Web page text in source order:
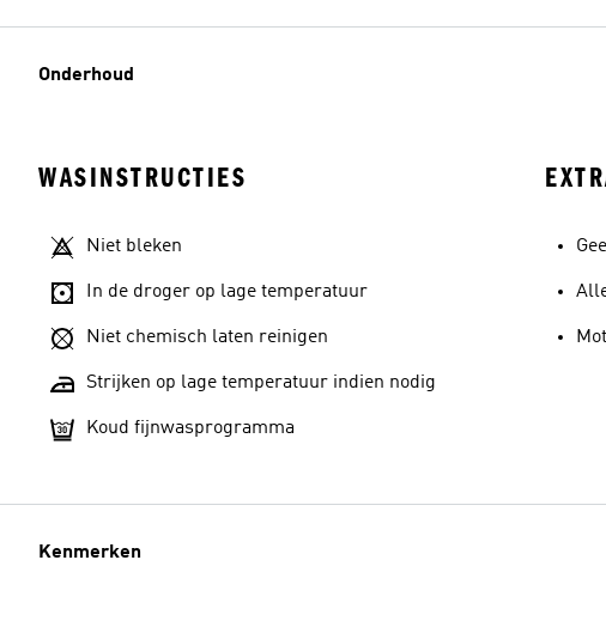
Onderhoud
WASINSTRUCTIES
Niet bleken
In de droger op lage temperatuur
Niet chemisch laten reinigen
Strijken op lage temperatuur indien nodig
Koud fijnwasprogramma
Kenmerken